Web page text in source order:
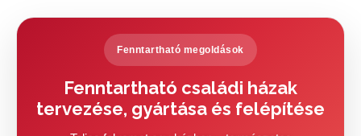
Fenntartható megoldások
Fenntartható családi házak
tervezése, gyártása és felépítése